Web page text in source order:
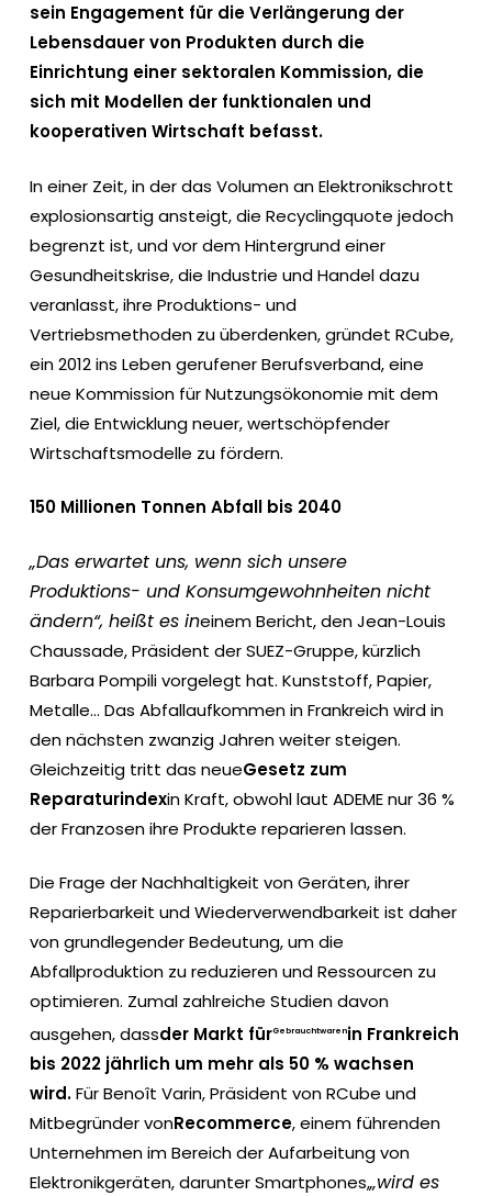
sein Engagement für die Verlängerung der
Lebensdauer von Produkten durch die
Einrichtung einer sektoralen Kommission, die
sich mit Modellen der funktionalen und
kooperativen Wirtschaft befasst.
In einer Zeit, in der das Volumen an Elektronikschrott
explosionsartig ansteigt, die Recyclingquote jedoch
begrenzt ist, und vor dem Hintergrund einer
Gesundheitskrise, die Industrie und Handel dazu
veranlasst, ihre Produktions- und
Vertriebsmethoden zu überdenken, gründet RCube,
ein 2012 ins Leben gerufener Berufsverband, eine
neue Kommission für Nutzungsökonomie mit dem
Ziel, die Entwicklung neuer, wertschöpfender
Wirtschaftsmodelle zu fördern.
150 Millionen Tonnen Abfall bis 2040
„Das erwartet uns, wenn sich unsere
Produktions- und Konsumgewohnheiten nicht
ändern“, heißt es ineinem Bericht, den Jean-Louis
Chaussade, Präsident der SUEZ-Gruppe, kürzlich
Barbara Pompili vorgelegt hat. Kunststoff, Papier,
Metalle... Das Abfallaufkommen in Frankreich wird in
den nächsten zwanzig Jahren weiter steigen.
Gleichzeitig tritt das neueGesetz zum
Reparaturindexin Kraft, obwohl laut ADEME nur 36 %
der Franzosen ihre Produkte reparieren lassen.
Die Frage der Nachhaltigkeit von Geräten, ihrer
Reparierbarkeit und Wiederverwendbarkeit ist daher
von grundlegender Bedeutung, um die
Abfallproduktion zu reduzieren und Ressourcen zu
optimieren. Zumal zahlreiche Studien davon
ausgehen, dassder Markt fürGebrauchtwarenin Frankreich
bis 2022 jährlich um mehr als 50 % wachsen
wird.Für Benoît Varin, Präsident von RCube und
Mitbegründer vonRecommerce, einem führenden
Unternehmen im Bereich der Aufarbeitung von
Elektronikgeräten, darunter Smartphones,„wird es